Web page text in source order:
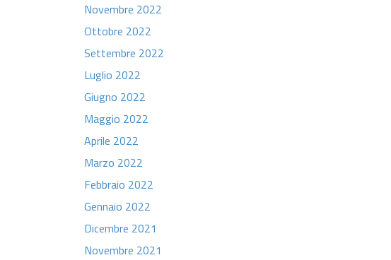
Novembre 2022
Ottobre 2022
Settembre 2022
Luglio 2022
Giugno 2022
Maggio 2022
Aprile 2022
Marzo 2022
Febbraio 2022
Gennaio 2022
Dicembre 2021
Novembre 2021